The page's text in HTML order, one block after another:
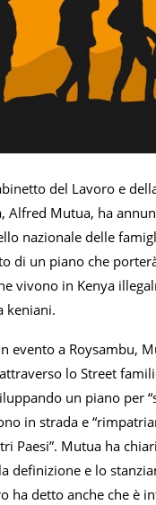
del Lavoro e
Alfred Mutua, ha
nazionale delle
di un piano che
vivono in Kenya
keniani.
evento a Roysambu,
lo Street
un piano per
in strada e
Paesi”. Mutua ha
definizione e lo
ha detto anche che è